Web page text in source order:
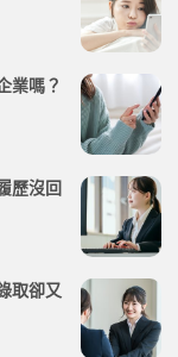
業嗎？
歷沒回
取卻又